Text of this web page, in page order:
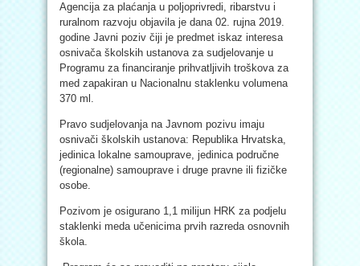
Agencija za plaćanja u poljoprivredi, ribarstvu i
ruralnom razvoju objavila je dana 02. rujna 2019.
godine Javni poziv čiji je predmet iskaz interesa
osnivača školskih ustanova za sudjelovanje u
Programu za financiranje prihvatljivih troškova za
med zapakiran u Nacionalnu staklenku volumena
370 ml.
Pravo sudjelovanja na Javnom pozivu imaju
osnivači školskih ustanova: Republika Hrvatska,
jedinica lokalne samouprave, jedinica područne
(regionalne) samouprave i druge pravne ili fizičke
osobe.
Pozivom je osigurano 1,1 milijun HRK za podjelu
staklenki meda učenicima prvih razreda osnovnih
škola.